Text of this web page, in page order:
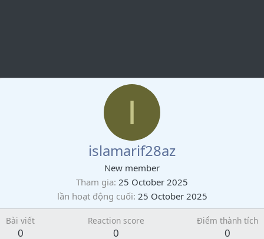
I
islamarif28az
New member
Tham gia 25 October 2025
lần hoạt động cuối 25 October 2025
Bài viết
0
Reaction score
0
Điểm thành tích
0